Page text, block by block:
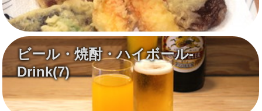
ビール・焼酎・ハイボール-
Drink(7)